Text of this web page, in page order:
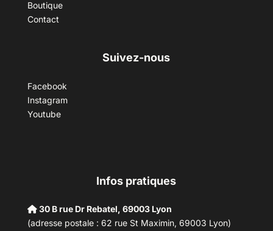
Boutique
Contact
Suivez-nous
Facebook
Instagram
Youtube
Infos pratiques
30 B rue Dr Rebatel, 69003 Lyon
(adresse postale : 62 rue St Maximin, 69003 Lyon)